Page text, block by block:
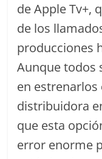
de Apple Tv+,
de los
producciones
Aunque todos
en estrenarlos
distribuidora
que esta
error enorme